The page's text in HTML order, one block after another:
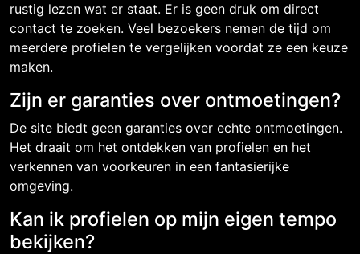
rustig lezen wat er staat. Er is geen druk om direct
contact te zoeken. Veel bezoekers nemen de tijd om
meerdere profielen te vergelijken voordat ze een keuze
maken.
Zijn er garanties over ontmoetingen?
De site biedt geen garanties over echte ontmoetingen.
Het draait om het ontdekken van profielen en het
verkennen van voorkeuren in een fantasierijke
omgeving.
Kan ik profielen op mijn eigen tempo
bekijken?